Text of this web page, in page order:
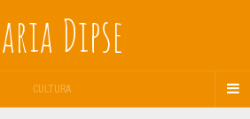
Dipse
CULTURA